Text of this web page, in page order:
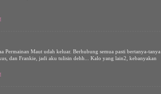
Permainan Maut udah keluar. Berhubung semua pasti bertanya-tanya
dan Frankie, jadi aku tulisin dehh... Kalo yang lain2, kebanyakan